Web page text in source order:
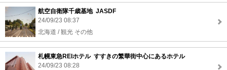
航空自衛隊千歳基地 JASDF
24/09/23 08:37
北海道 / 観光 その他
札幌東急REIホテル すすきの繁華街中心にあるホテル
24/09/23 08:28